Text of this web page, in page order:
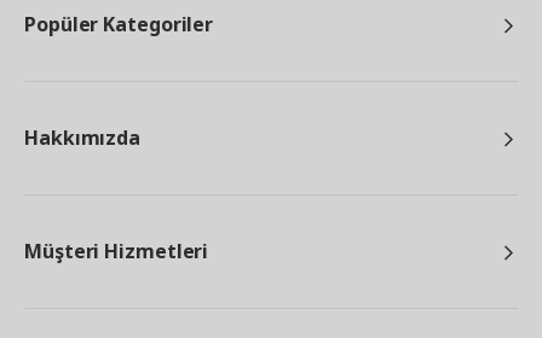
Popüler Kategoriler
Hakkımızda
Müşteri Hizmetleri